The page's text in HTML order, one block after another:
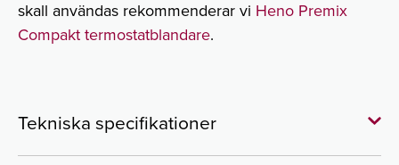
skall användas rekommenderar vi Heno Premix
Compakt termostatblandare.
Tekniska specifikationer